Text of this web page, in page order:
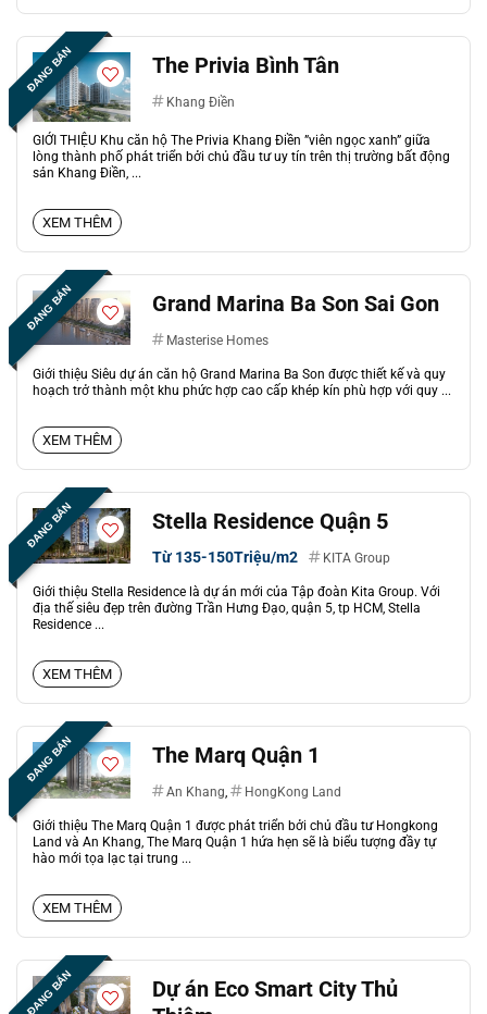
ĐANG BÁN The Privia Bình Tân
Khang Điền
GIỚI THIỆU Khu căn hộ The Privia Khang Điền ”viên ngọc xanh” giữa
lòng thành phố phát triển bởi chủ đầu tư uy tín trên thị trường bất động
sản Khang Điền, ...
XEM THÊM
ĐANG BÁN Grand Marina Ba Son Sai Gon
Masterise Homes
Giới thiệu Siêu dự án căn hộ Grand Marina Ba Son được thiết kế và quy
hoạch trở thành một khu phức hợp cao cấp khép kín phù hợp với quy ...
XEM THÊM
ĐANG BÁN Stella Residence Quận 5
Từ 135-150Triệu/m2 KITA Group
Giới thiệu Stella Residence là dự án mới của Tập đoàn Kita Group. Với
địa thế siêu đẹp trên đường Trần Hưng Đạo, quận 5, tp HCM, Stella
Residence ...
XEM THÊM
ĐANG BÁN The Marq Quận 1
An Khang, HongKong Land
Giới thiệu The Marq Quận 1 được phát triển bởi chủ đầu tư Hongkong
Land và An Khang, The Marq Quận 1 hứa hẹn sẽ là biểu tượng đầy tự
hào mới tọa lạc tại trung ...
XEM THÊM
ĐANG BÁN
Dự án Eco Smart City Thủ